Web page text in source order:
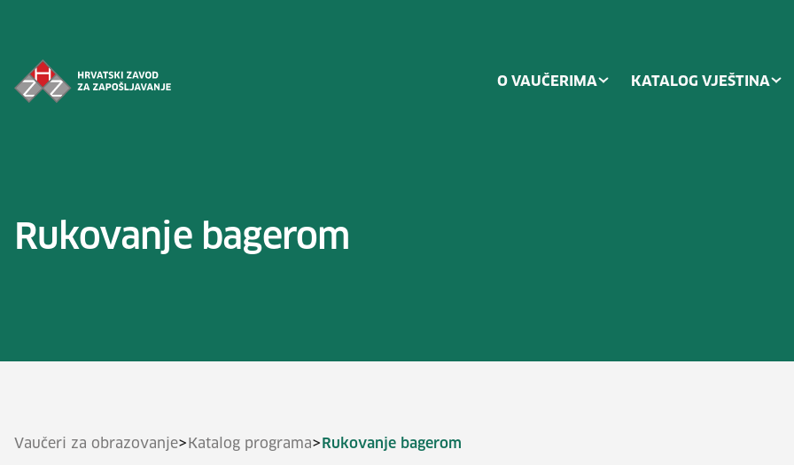
O VAUČERIMA KATALOG VJEŠTINA
Rukovanje bagerom
Vaučeri za obrazovanje> Katalog programa> Rukovanje bagerom